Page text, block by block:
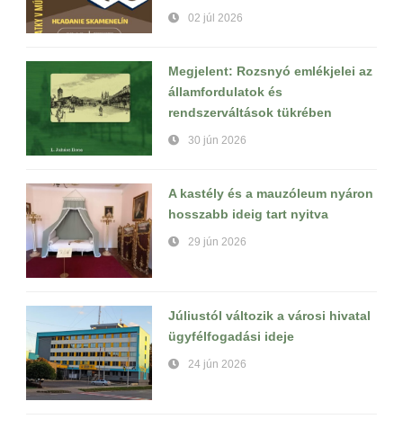
02 júl 2026
Megjelent: Rozsnyó emlékjelei az
államfordulatok és
rendszerváltások tükrében
30 jún 2026
A kastély és a mauzóleum nyáron
hosszabb ideig tart nyitva
29 jún 2026
Júliustól változik a városi hivatal
ügyfélfogadási ideje
24 jún 2026